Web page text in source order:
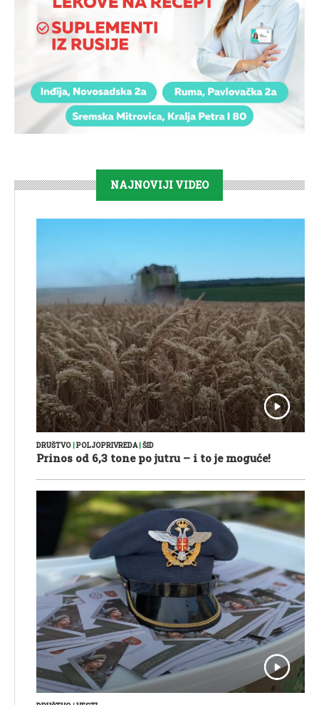
NAJNOVIJI VIDEO
DRUŠTVO POLJOPRIVREDA| ŠID
Prinos od 6,3 tone po jutru – i to je moguće!